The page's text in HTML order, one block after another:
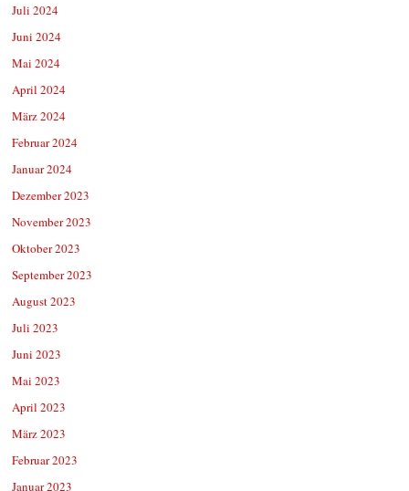
Juli 2024
Juni 2024
Mai 2024
April 2024
März 2024
Februar 2024
Januar 2024
Dezember 2023
November 2023
Oktober 2023
September 2023
August 2023
Juli 2023
Juni 2023
Mai 2023
April 2023
März 2023
Februar 2023
Januar 2023